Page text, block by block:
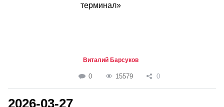
терминал»
Виталий Барсуков
0 15579 0
2026-03-27